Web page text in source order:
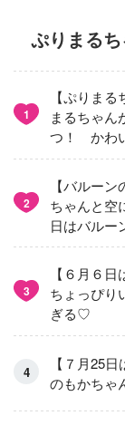
ぷりまる
1
【ぷりま
まるちゃん
つ！ かわ
2
【バルー
ちゃんと空
日はバルー
3
【６月６
ちょっぴり
ぎる♡
【７月25
のもかちゃ